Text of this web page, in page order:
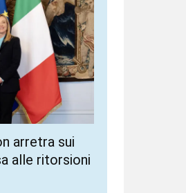
arretra sui
alle ritorsioni